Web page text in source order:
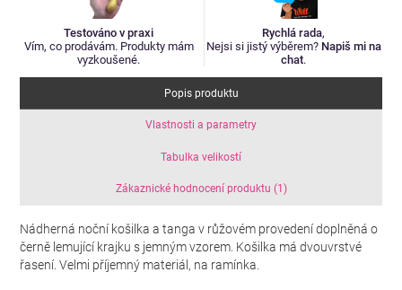
Testováno v praxi
Vím, co prodávám. Produkty mám
vyzkoušené.
Rychlá rada,
Nejsi si jistý výběrem? Napiš mi na
chat.
Popis produktu
Vlastnosti a parametry
Tabulka velikostí
Zákaznické hodnocení produktu (1)
Nádherná noční košilka a tanga v růžovém provedení doplněná o
černě lemující krajku s jemným vzorem. Košilka má dvouvrstvé
řasení. Velmi příjemný materiál, na ramínka.